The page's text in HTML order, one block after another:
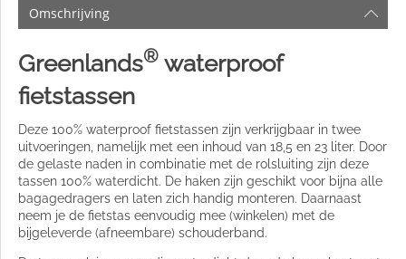
Omschrijving
Greenlands® waterproof
fietstassen
Deze 100% waterproof fietstassen zijn verkrijgbaar in twee
uitvoeringen, namelijk met een inhoud van 18,5 en 23 liter. Door
de gelaste naden in combinatie met de rolsluiting zijn deze
tassen 100% waterdicht. De haken zijn geschikt voor bijna alle
bagagedragers en laten zich handig monteren. Daarnaast
neem je de fietstas eenvoudig mee (winkelen) met de
bijgeleverde (afneembare) schouderband.